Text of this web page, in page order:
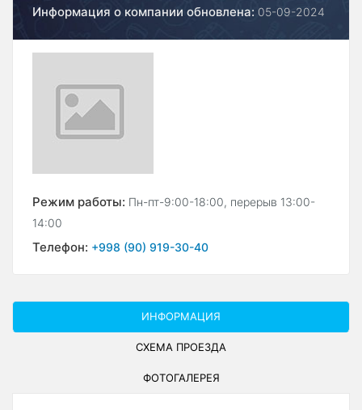
Информация о компании обновлена: 05-09-2024
Режим работы: Пн-пт-9:00-18:00, перерыв 13:00-
14:00
Телефон: +998 (90) 919-30-40
ИНФОРМАЦИЯ
СХЕМА ПРОЕЗДА
ФОТОГАЛЕРЕЯ